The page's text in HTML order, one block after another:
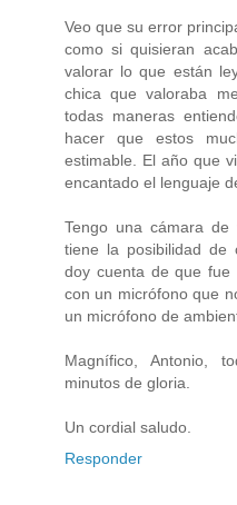
Veo que su error
como si quisieran
valorar lo que están
chica que valoraba
todas maneras
hacer que estos
estimable. El año que
encantado el lenguaje
Tengo una cámara
tiene la posibilidad de
doy cuenta de que fue
con un micrófono que
un micrófono de
Magnífico, Antonio,
minutos de gloria.
Un cordial saludo.
Responder